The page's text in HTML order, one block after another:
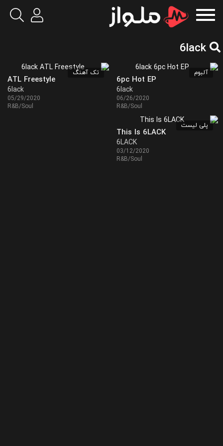
آلبوم
6pc Hot EP
6lack
06/26/2020
R&B/Soul
تک آهنگ
ATL Freestyle
6lack
05/29/2020
R&B/Soul
پلی لیست
This Is 6LACK
6LACK
03/12/2020
R&B/Soul